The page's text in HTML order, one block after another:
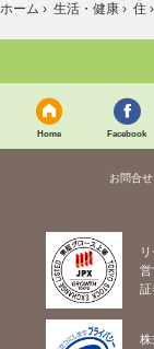
ホーム › 生活・健康 › 住 ›
Home Facebook
お問合せ
営
証
株